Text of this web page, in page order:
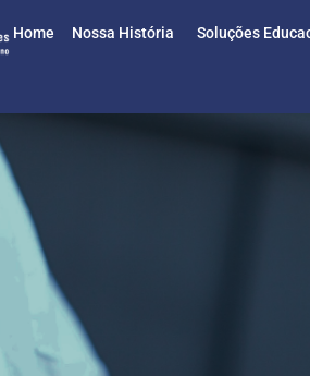
Home Nossa História Soluções